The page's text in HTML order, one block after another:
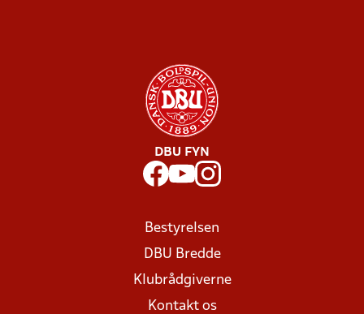
DBU FYN
Bestyrelsen
DBU Bredde
Klubrådgiverne
Kontakt os